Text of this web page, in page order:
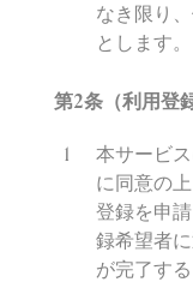
なき限り
とします。
第2条（利用登
本サービ
に同意の
登録を申
録希望者
が完了す